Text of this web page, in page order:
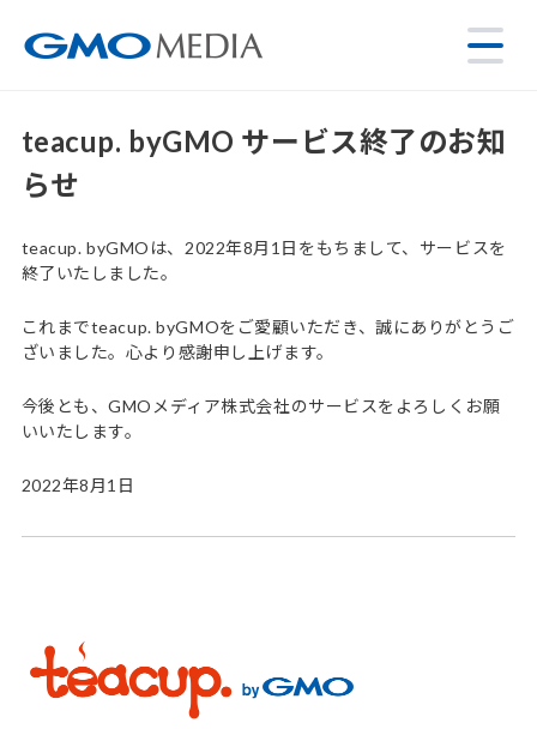
teacup. byGMO サービス終了のお知
らせ
teacup. byGMOは、2022年8月1日をもちまして、サービスを
終了いたしました。
これまでteacup. byGMOをご愛顧いただき、誠にありがとうご
ざいました。心より感謝申し上げます。
今後とも、GMOメディア株式会社のサービスをよろしくお願
いいたします。
2022年8月1日